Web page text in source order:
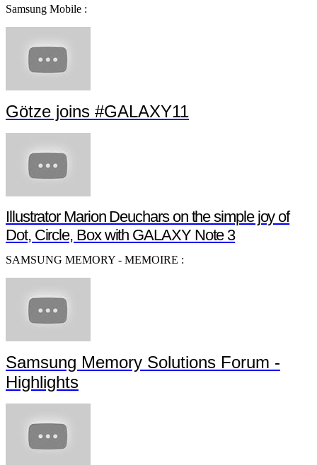
Samsung Mobile :
Götze joins #GALAXY11
Illustrator Marion Deuchars on the simple joy of
Dot, Circle, Box with GALAXY Note 3
SAMSUNG MEMORY - MEMOIRE :
Samsung Memory Solutions Forum -
Highlights